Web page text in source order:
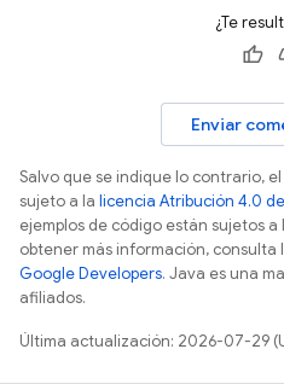
¿Te
Enviar
Salvo que se indique lo contrario,
sujeto a la licencia Atribución 4.0
ejemplos de código están sujetos a
obtener más información, consulta
Google Developers. Java es una
afiliados.
Última actualización: 2026-07-29